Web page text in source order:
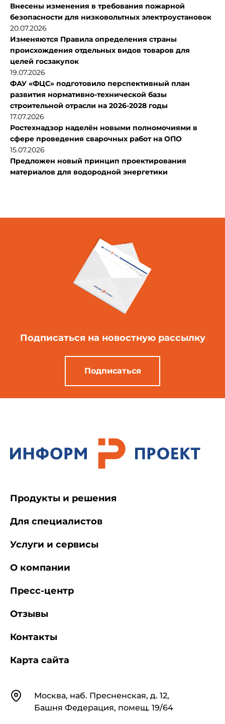
Внесены изменения в требования пожарной
безопасности для низковольтных электроустановок
20.07.2026
Изменяются Правила определения страны
происхождения отдельных видов товаров для
целей госзакупок
19.07.2026
ФАУ «ФЦС» подготовило перспективный план
развития нормативно-технической базы
строительной отрасли на 2026-2028 годы
17.07.2026
Ростехнадзор наделён новыми полномочиями в
сфере проведения сварочных работ на ОПО
15.07.2026
Предложен новый принцип проектирования
материалов для водородной энергетики
Подписаться на новостную рассылку
Подписаться
КонтактыМосква, наб. Пресненская, д. 12,
Башня Федерация, помещ. 19/64
Продукты и решения
Для специалистов
Услуги и сервисы
О компании
Пресс-центр
Отзывы
Контакты
Карта сайта